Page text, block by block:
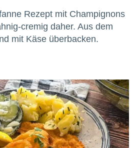
Rezept mit Champignons
cremig daher. Aus dem
mit Käse überbacken.